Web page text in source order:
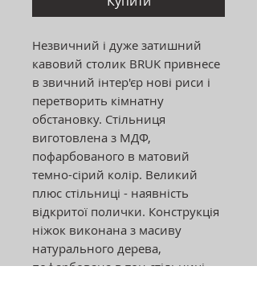
Незвичний і дуже затишний
кавовий столик BRUK привнесе
в звичний інтер'єр нові риси і
перетворить кімнатну
обстановку. Стільниця
виготовлена ​​з МДФ,
пофарбованого в матовий
темно-сірий колір. Великий
плюс стільниці - наявність
відкритої полички. Конструкція
ніжок виконана з масиву
натурального дерева,
пофарбована в тон стільниці.